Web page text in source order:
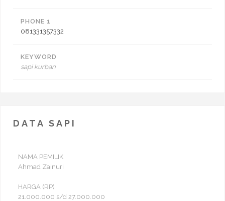
PHONE 1
081331357332
KEYWORD
sapi kurban
DATA SAPI
NAMA PEMILIK
Ahmad Zainuri
HARGA (RP)
21.000.000 s/d 27.000.000